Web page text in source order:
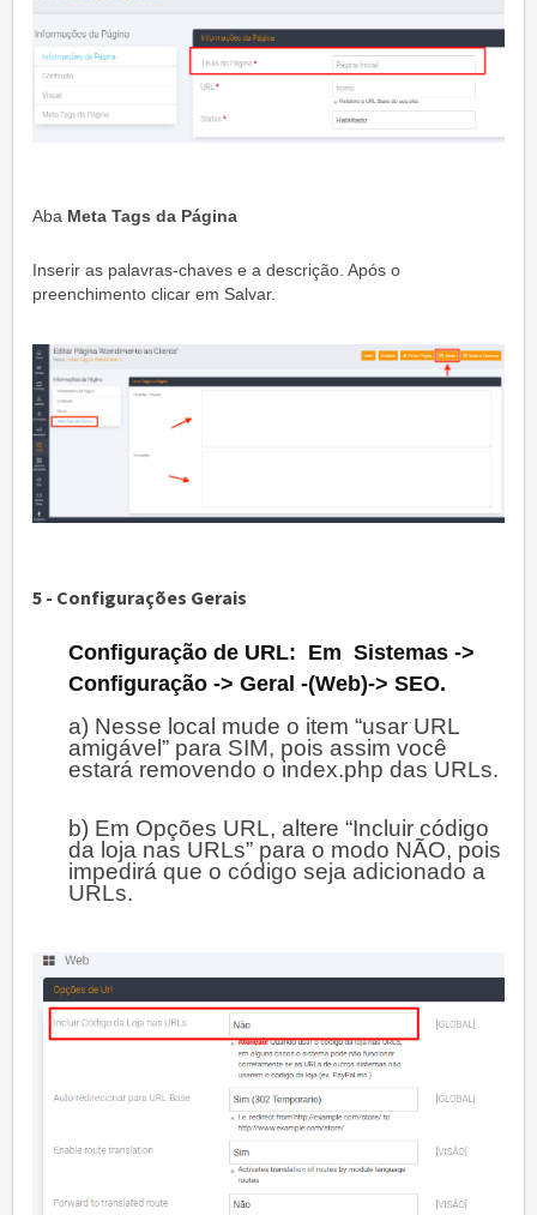
Aba Meta Tags da Página
Inserir as palavras-chaves e a descrição. Após o
preenchimento clicar em Salvar.
5 - Configurações Gerais
Configuração de URL: Em Sistemas ->
Configuração -> Geral -(Web)-> SEO.
a) Nesse local mude o item “usar URL
amigável” para SIM, pois assim você
estará removendo o index.php das URLs.
b) Em Opções URL, altere “Incluir código
da loja nas URLs” para o modo NÃO, pois
impedirá que o código seja adicionado a
URLs.